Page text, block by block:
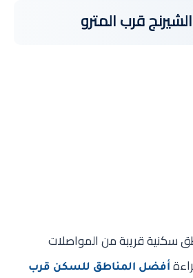
قرب المترو
سكنية قريبة من المواصلات
أفضل المناطق للسكن قرب